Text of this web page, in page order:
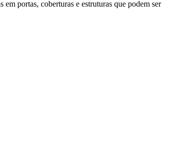
em portas, coberturas e estruturas que podem ser